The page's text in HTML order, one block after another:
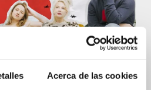
Acerca de las cookies